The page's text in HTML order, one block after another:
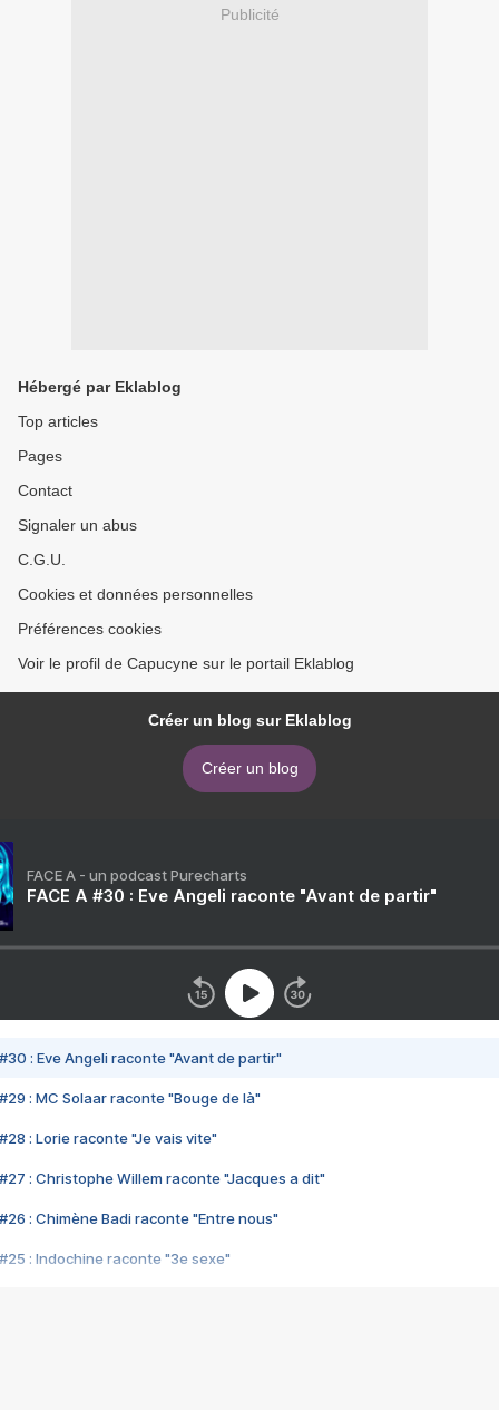
Publicité
Hébergé par Eklablog
Top articles
Pages
Contact
Signaler un abus
C.G.U.
Cookies et données personnelles
Préférences cookies
Voir le profil de Capucyne sur le portail Eklablog
Créer un blog sur Eklablog
Créer un blog
FACE A - un podcast Purecharts
FACE A #30 : Eve Angeli raconte "Avant de partir"
#30 : Eve Angeli raconte "Avant de partir"
#29 : MC Solaar raconte "Bouge de là"
#28 : Lorie raconte "Je vais vite"
#27 : Christophe Willem raconte "Jacques a dit"
#26 : Chimène Badi raconte "Entre nous"
#25 : Indochine raconte "3e sexe"